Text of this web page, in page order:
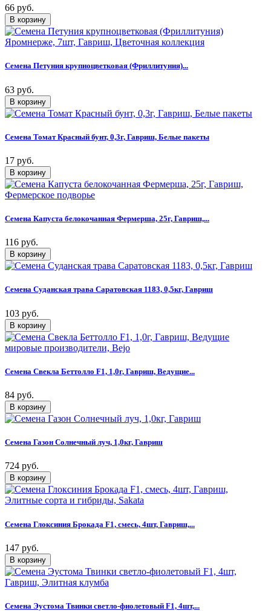
66 руб.
Семена Петуния крупноцветковая (Фриллитуния)...
63 руб.
Семена Томат Красный бунт, 0,3г, Гавриш, Белые пакеты
17 руб.
Семена Капуста белокочанная Фермерша, 25г, Гавриш,...
116 руб.
Семена Суданская трава Саратовская 1183, 0,5кг, Гавриш
103 руб.
Семена Свекла Беттолло F1, 1,0г, Гавриш, Ведущие...
84 руб.
Семена Газон Солнечный луч, 1,0кг, Гавриш
724 руб.
Семена Глоксиния Брокада F1, смесь, 4шт, Гавриш,...
147 руб.
Семена Эустома Твинки светло-фиолетовый F1, 4шт,...